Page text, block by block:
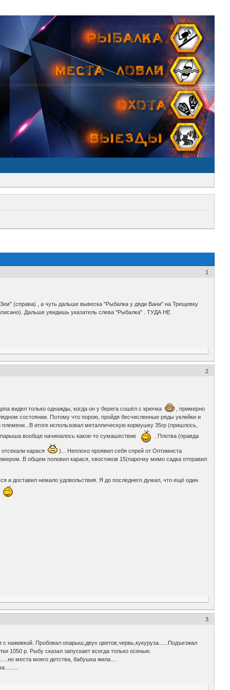
1
(справа) , а чуть дальше вывеска "Рыбалка у дяди Вани" на Трещевку
Дальше увидишь указатель слева "Рыбалка" . ТУДА НЕ
2
видел только однажды, когда он у берега сошёл с крючка
, примерно
состоянии. Потому что порою, пройдя бесчисленные ряды уклейки и
племени...В итоге использовал металлическую кормушку 35гр (пришлось,
вообще начиналось какое-то сумашествие
. Плотва (правда
отсекали карася
)... Неплохо проявил себя спрей от Оптимиста
В общем половил карася, хвостиков 15(парочку мимо садка отправил
и доставил немало удовольствия. Я до последнего думал, что ещё один
3
наживкой. Пробовал опарыш,двух цветов,червь,кукуруза......Подъезжал
1050 р. Рыбу сказал запускает всегда только осенью.
места моего детства, бабушка жила....